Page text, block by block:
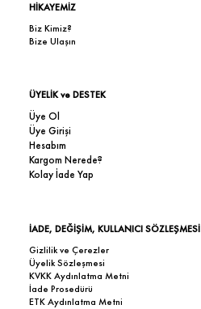
HİKAYEMİZ
Biz Kimiz?
Bize Ulaşın
ÜYELİK ve DESTEK
Üye Ol
Üye Girişi
Hesabım
Kargom Nerede?
Kolay İade Yap
İADE, DEĞİŞİM, KULLANICI SÖZLEŞMESİ
Gizlilik ve Çerezler
Üyelik Sözleşmesi
KVKK Aydınlatma Metni
İade Prosedürü
ETK Aydınlatma Metni